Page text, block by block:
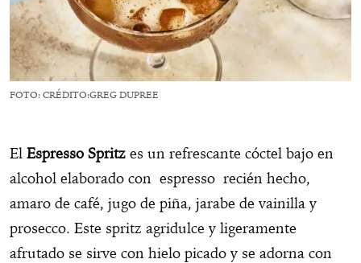
FOTO: CRÉDITO:GREG DUPREE
El Espresso Spritz es un refrescante cóctel bajo en
alcohol elaborado con espresso recién hecho,
amaro de café, jugo de piña, jarabe de vainilla y
prosecco. Este spritz agridulce y ligeramente
afrutado se sirve con hielo picado y se adorna con